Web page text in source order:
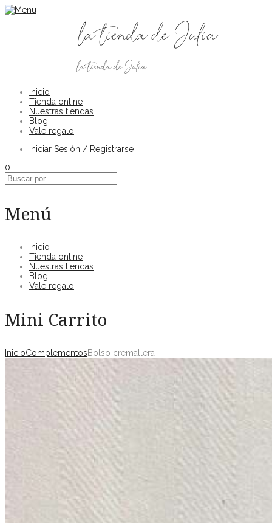
Inicio
Tienda online
Nuestras tiendas
Blog
Vale regalo
Iniciar Sesión / Registrarse
0
Menú
Inicio
Tienda online
Nuestras tiendas
Blog
Vale regalo
Mini Carrito
InicioComplementosBolso cremallera